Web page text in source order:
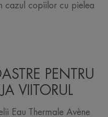
cazul copiilor cu pielea
PENTRU
VIITORUL
Eau Thermale Avène